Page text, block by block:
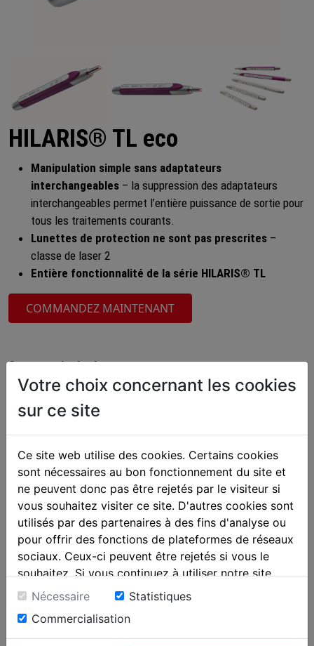
HILARIS® TL eco
Manipulation simple sans adaptateurs
interchangeables – la suppression des adaptateurs
interchangeables permet l’entière puissance de sortie pour
tous les traitements courants.
Lunettes de protection ne sont pas prescrites –
classe de laser 2
Entière fonctionnalité de la série HILARIS® TL
COMMANDEZ MAINTENANT
Compteur intégré
Six périodes de thérapie au choix offre une application
confortable et faible avec le HILARIS® TL eco. Une simple
touche courte mise en route le rayon laser après le choix du
temps. Une manoeuvre constante de la touche n’est plus
nécessaire.
Rayonnement d’une surface sans pertes
Le HILARIS® TL eco émet le rayonnement laser visible
absolument sans pertes, comme il n’y a pas besoin du raccord
pour l’élargissement du rayon.
Design ergonomique
Le HILARIS® TL eco combine la manipulation simple éprouvé
de longue date avec la connaissance dernière d’ergonomie.
L’application avec le HILARIS® TL eco est faible et relaxé.
Votre choix concernant les cookies
sur ce site
Ce site web utilise des cookies. Certains cookies
sont nécessaires au bon fonctionnement du site et
ne peuvent donc pas être rejetés par le visiteur si
vous souhaitez visiter ce site. D'autres cookies sont
utilisés par des partenaires à des fins d'analyse ou
pour offrir des fonctions de plateformes de réseaux
sociaux. Ceux-ci peuvent être rejetés si vous le
souhaitez. Si vous continuez à utiliser notre site
Web, vous donnez votre consentement à nos
Nécessaire
Statistiques
Commercialisation